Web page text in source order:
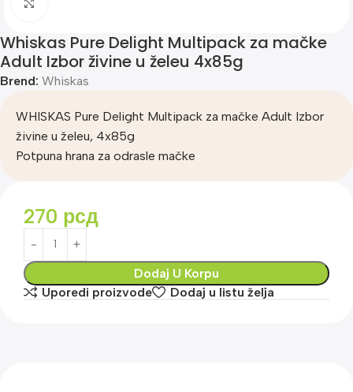
Whiskas Pure Delight Multipack za mačke
Adult Izbor živine u želeu 4x85g
Brend: Whiskas
WHISKAS Pure Delight Multipack za mačke Adult Izbor
živine u želeu, 4x85g
Potpuna hrana za odrasle mačke
270 рсд
Dodaj U Korpu
Uporedi proizvode
Dodaj u listu želja